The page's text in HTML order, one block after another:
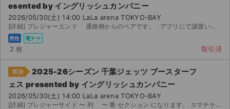
esented by イングリッシュカンパニー
2026/05/30(土) 14:00 LaLa arena TOKYO-BAY
[詳細] プレジャーエンド 通路側からのペアです。 . アプリにて譲渡いたしますので、アプ...
男性 電チケ
2 枚 取引済
即決
2025-26シーズン 千葉ジェッツ ブースターフ
ェス presented by イングリッシュカンパニー
2026/05/30(土) 14:00 LaLa arena TOKYO-BAY
[詳細] プレジャーサイド 〜 列 〜 番 セクション になります。 スマチケで...